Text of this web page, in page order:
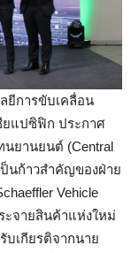
ยีการขับเคลื่อน
ยแปซิฟิก ประกาศ
ยานยนต์ (Central
ป็นก้าวสำคัญของฝ่าย
Vehicle
ะจายสินค้าแห่งใหม่
บเกียรติจากนาย